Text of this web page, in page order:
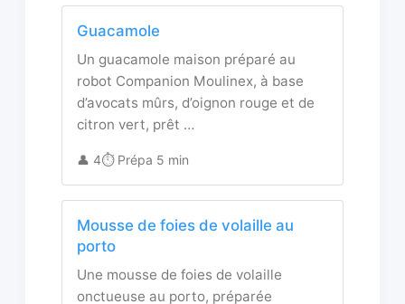
Guacamole
Un guacamole maison préparé au
robot Companion Moulinex, à base
d’avocats mûrs, d’oignon rouge et de
citron vert, prêt …
👤 4⏱️ Prépa 5 min
Mousse de foies de volaille au
porto
Une mousse de foies de volaille
onctueuse au porto, préparée